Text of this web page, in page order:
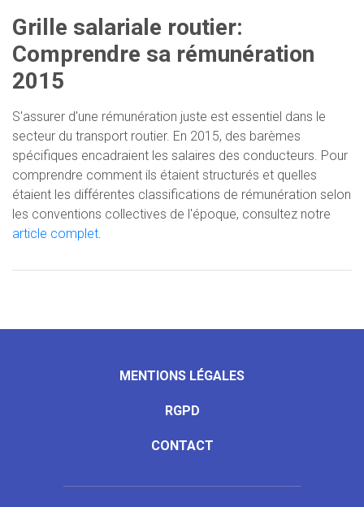
Grille salariale routier:
Comprendre sa rémunération
2015
S'assurer d'une rémunération juste est essentiel dans le
secteur du transport routier. En 2015, des barèmes
spécifiques encadraient les salaires des conducteurs. Pour
comprendre comment ils étaient structurés et quelles
étaient les différentes classifications de rémunération selon
les conventions collectives de l'époque, consultez notre
article complet.
MENTIONS LÉGALES
RGPD
CONTACT